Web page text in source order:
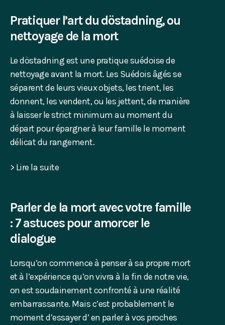
Pratiquer l’art du döstadning, ou
nettoyage de la mort
Le döstadning est une pratique suédoise de
nettoyage avant la mort. Les Suédois âgés se
séparent de leurs vieux objets, les trient, les
donnent, les vendent, ou les jettent, de manière
à laisser le strict minimum au moment du
départ pour épargner à leur famille le moment
délicat du rangement.
> Lire la suite
Parler de la mort avec votre famille
: 7 astuces pour amorcer le
dialogue
Lorsqu’on commence à penser à sa propre mort
et à l’expérience qu’on vivra à la fin de notre vie,
on est soudainement confronté à une réalité
embarrassante. Mais c’est probablement le
moment d’essayer d’ en parler à vos proches